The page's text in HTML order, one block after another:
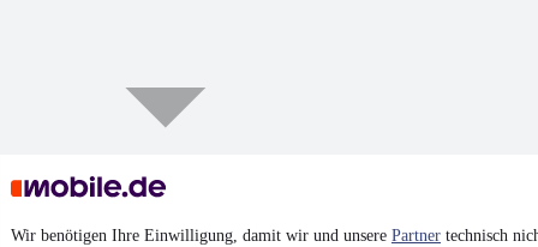
Wir benötigen Ihre Einwilligung, damit wir und unsere Partner technisch